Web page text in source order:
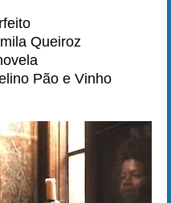
Queiroz
Pão e Vinho